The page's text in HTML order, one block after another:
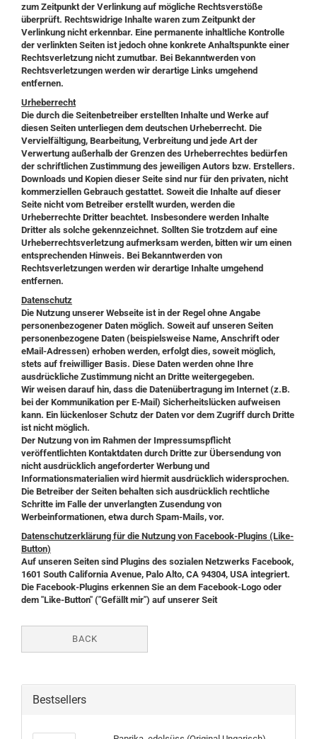
zum Zeitpunkt der Verlinkung auf mögliche Rechtsverstöße
überprüft. Rechtswidrige Inhalte waren zum Zeitpunkt der
Verlinkung nicht erkennbar. Eine permanente inhaltliche Kontrolle
der verlinkten Seiten ist jedoch ohne konkrete Anhaltspunkte einer
Rechtsverletzung nicht zumutbar. Bei Bekanntwerden von
Rechtsverletzungen werden wir derartige Links umgehend
entfernen.
Urheberrecht
Die durch die Seitenbetreiber erstellten Inhalte und Werke auf
diesen Seiten unterliegen dem deutschen Urheberrecht. Die
Vervielfältigung, Bearbeitung, Verbreitung und jede Art der
Verwertung außerhalb der Grenzen des Urheberrechtes bedürfen
der schriftlichen Zustimmung des jeweiligen Autors bzw. Erstellers.
Downloads und Kopien dieser Seite sind nur für den privaten, nicht
kommerziellen Gebrauch gestattet. Soweit die Inhalte auf dieser
Seite nicht vom Betreiber erstellt wurden, werden die
Urheberrechte Dritter beachtet. Insbesondere werden Inhalte
Dritter als solche gekennzeichnet. Sollten Sie trotzdem auf eine
Urheberrechtsverletzung aufmerksam werden, bitten wir um einen
entsprechenden Hinweis. Bei Bekanntwerden von
Rechtsverletzungen werden wir derartige Inhalte umgehend
entfernen.
Datenschutz
Die Nutzung unserer Webseite ist in der Regel ohne Angabe
personenbezogener Daten möglich. Soweit auf unseren Seiten
personenbezogene Daten (beispielsweise Name, Anschrift oder
eMail-Adressen) erhoben werden, erfolgt dies, soweit möglich,
stets auf freiwilliger Basis. Diese Daten werden ohne Ihre
ausdrückliche Zustimmung nicht an Dritte weitergegeben.
Wir weisen darauf hin, dass die Datenübertragung im Internet (z.B.
bei der Kommunikation per E-Mail) Sicherheitslücken aufweisen
kann. Ein lückenloser Schutz der Daten vor dem Zugriff durch Dritte
ist nicht möglich.
Der Nutzung von im Rahmen der Impressumspflicht
veröffentlichten Kontaktdaten durch Dritte zur Übersendung von
nicht ausdrücklich angeforderter Werbung und
Informationsmaterialien wird hiermit ausdrücklich widersprochen.
Die Betreiber der Seiten behalten sich ausdrücklich rechtliche
Schritte im Falle der unverlangten Zusendung von
Werbeinformationen, etwa durch Spam-Mails, vor.
Datenschutzerklärung für die Nutzung von Facebook-Plugins (Like-
Button)
Auf unseren Seiten sind Plugins des sozialen Netzwerks Facebook,
1601 South California Avenue, Palo Alto, CA 94304, USA integriert.
Die Facebook-Plugins erkennen Sie an dem Facebook-Logo oder
dem "Like-Button" ("Gefällt mir") auf unserer Seit
BACK
Bestsellers